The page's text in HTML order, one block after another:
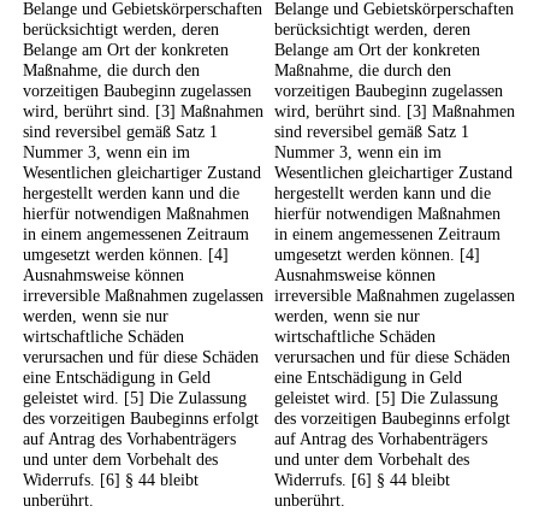
Belange und Gebietskörperschaften
berücksichtigt werden, deren
Belange am Ort der konkreten
Maßnahme, die durch den
vorzeitigen Baubeginn zugelassen
wird, berührt sind. [3] Maßnahmen
sind reversibel gemäß Satz 1
Nummer 3, wenn ein im
Wesentlichen gleichartiger Zustand
hergestellt werden kann und die
hierfür notwendigen Maßnahmen
in einem angemessenen Zeitraum
umgesetzt werden können. [4]
Ausnahmsweise können
irreversible Maßnahmen zugelassen
werden, wenn sie nur
wirtschaftliche Schäden
verursachen und für diese Schäden
eine Entschädigung in Geld
geleistet wird. [5] Die Zulassung
des vorzeitigen Baubeginns erfolgt
auf Antrag des Vorhabenträgers
und unter dem Vorbehalt des
Widerrufs. [6] § 44 bleibt
unberührt.
Belange und Gebietskörperschaften
berücksichtigt werden, deren
Belange am Ort der konkreten
Maßnahme, die durch den
vorzeitigen Baubeginn zugelassen
wird, berührt sind. [3] Maßnahmen
sind reversibel gemäß Satz 1
Nummer 3, wenn ein im
Wesentlichen gleichartiger Zustand
hergestellt werden kann und die
hierfür notwendigen Maßnahmen
in einem angemessenen Zeitraum
umgesetzt werden können. [4]
Ausnahmsweise können
irreversible Maßnahmen zugelassen
werden, wenn sie nur
wirtschaftliche Schäden
verursachen und für diese Schäden
eine Entschädigung in Geld
geleistet wird. [5] Die Zulassung
des vorzeitigen Baubeginns erfolgt
auf Antrag des Vorhabenträgers
und unter dem Vorbehalt des
Widerrufs. [6] § 44 bleibt
unberührt.